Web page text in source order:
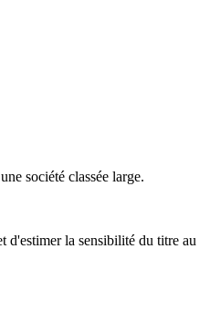
société classée large.
d'estimer la sensibilité du titre au